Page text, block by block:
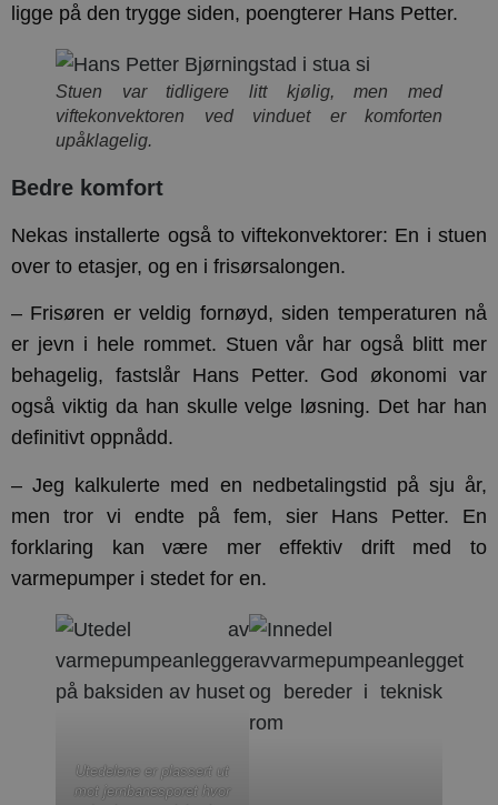
ligge på den trygge siden, poengterer Hans Petter.
Stuen var tidligere litt kjølig, men med
viftekonvektoren ved vinduet er komforten
upåklagelig.
Bedre komfort
Nekas installerte også to viftekonvektorer: En i stuen
over to etasjer, og en i frisørsalongen.
– Frisøren er veldig fornøyd, siden temperaturen nå
er jevn i hele rommet. Stuen vår har også blitt mer
behagelig, fastslår Hans Petter. God økonomi var
også viktig da han skulle velge løsning. Det har han
definitivt oppnådd.
– Jeg kalkulerte med en nedbetalingstid på sju år,
men tror vi endte på fem, sier Hans Petter. En
forklaring kan være mer effektiv drift med to
varmepumper i stedet for en.
Utedelene er plassert ut
mot jernbanesporet hvor